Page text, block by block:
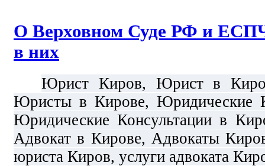
О Верховном Суде РФ и
в них
Юрист Киров, Юрист в
Юристы в Кирове, Юридические
Юридические Консультации в
Адвокат в Кирове, Адвокаты
юриста Киров, услуги адвоката